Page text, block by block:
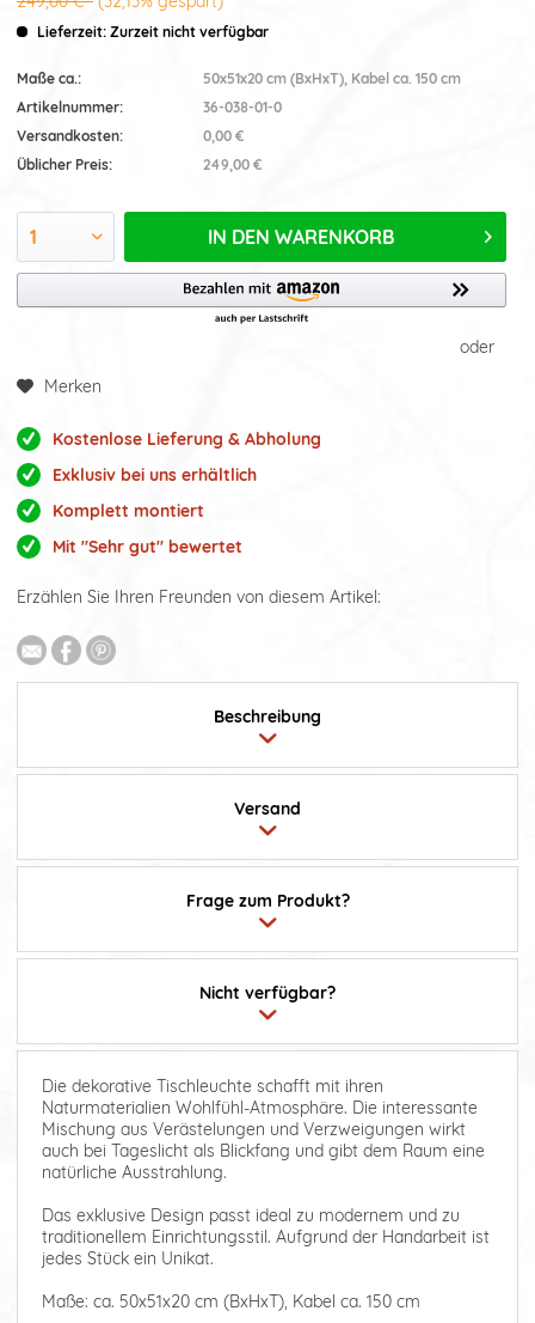
Lieferzeit: Zurzeit nicht verfügbar
Maße ca.:
50x51x20 cm (BxHxT), Kabel ca. 150 cm
Artikelnummer:
36-038-01-0
Versandkosten:
0,00 €
Üblicher Preis:
249,00 €
IN DEN WARENKORB
oder
Merken
Kostenlose Lieferung & Abholung
Exklusiv bei uns erhältlich
Komplett montiert
Mit "Sehr gut" bewertet
Erzählen Sie Ihren Freunden von diesem Artikel:
Beschreibung
Frage zum Produkt?
Versand
Nicht verfügbar?
Die dekorative Tischleuchte schafft mit ihren
Naturmaterialien Wohlfühl-Atmosphäre. Die interessante
Mischung aus Verästelungen und Verzweigungen wirkt
auch bei Tageslicht als Blickfang und gibt dem Raum eine
natürliche Ausstrahlung.
Das exklusive Design passt ideal zu modernem und zu
traditionellem Einrichtungsstil. Aufgrund der Handarbeit ist
jedes Stück ein Unikat.
Maße: ca. 50x51x20 cm (BxHxT), Kabel ca. 150 cm